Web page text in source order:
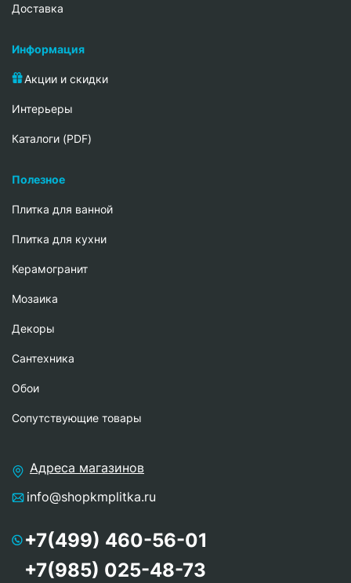
Доставка
Информация
Акции и скидки
Интерьеры
Каталоги (PDF)
Полезное
Плитка для ванной
Плитка для кухни
Керамогранит
Мозаика
Декоры
Сантехника
Обои
Сопутствующие товары
Адреса магазинов
info@shopkmplitka.ru
+7(499) 460-56-01
+7(985) 025-48-73